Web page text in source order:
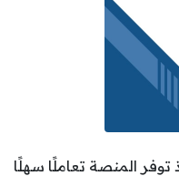
المنصة تعاملًا سهلًا